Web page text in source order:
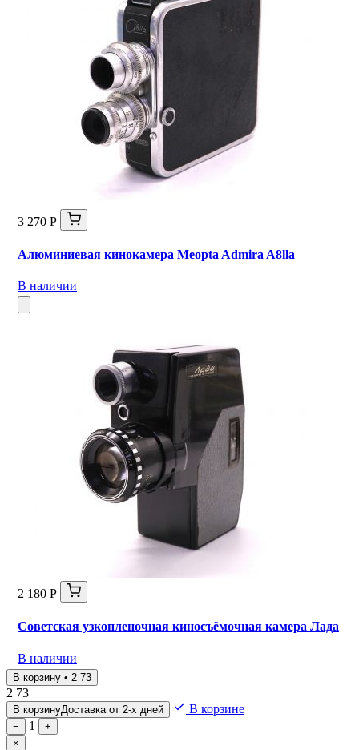
3 270 Р
Алюминиевая кинокамера Meopta Admira A8lla
В наличии
2 180 Р
Советская узкопленочная киносъёмочная камера Лада
В наличии
В корзину • 2 73
2 73
В корзинуДоставка от 2-х дней В корзине
− 1
+
×